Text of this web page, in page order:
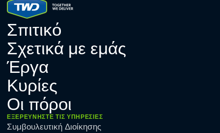
Σπιτικό
Σχετικά με εμάς
Έργα
Κυρίες
Οι πόροι
ΕΞΕΡΕΥΝΉΣΤΕ ΤΙΣ ΥΠΗΡΕΣΊΕΣ
Συμβουλευτική Διοίκησης